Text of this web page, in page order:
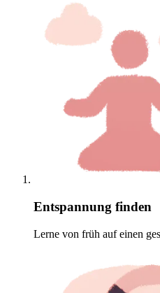
Entspannung finden
Lerne von früh auf einen